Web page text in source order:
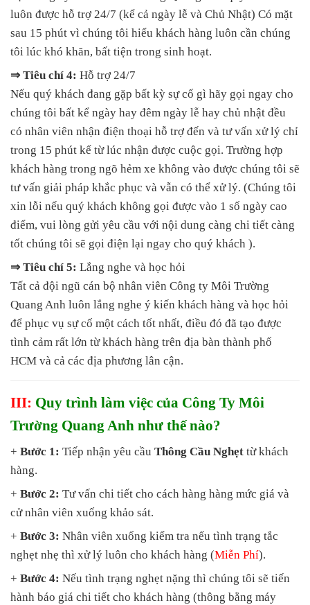
luôn được hỗ trợ 24/7 (kể cả ngày lễ và Chủ Nhật) Có mặt
sau 15 phút vì chúng tôi hiểu khách hàng luôn cần chúng
tôi lúc khó khăn, bất tiện trong sinh hoạt.
⇒ Tiêu chí 4: Hỗ trợ 24/7
Nếu quý khách đang gặp bất kỳ sự cố gì hãy gọi ngay cho
chúng tôi bất kể ngày hay đêm ngày lễ hay chủ nhật đều
có nhân viên nhận điện thoại hỗ trợ đến và tư vấn xử lý chỉ
trong 15 phút kể từ lúc nhận được cuộc gọi. Trường hợp
khách hàng trong ngõ hẻm xe không vào được chúng tôi sẽ
tư vấn giải pháp khắc phục và vẫn có thể xử lý. (Chúng tôi
xin lỗi nếu quý khách không gọi được vào 1 số ngày cao
điểm, vui lòng gửi yêu cầu với nội dung càng chi tiết càng
tốt chúng tôi sẽ gọi điện lại ngay cho quý khách ).
⇒ Tiêu chí 5: Lắng nghe và học hỏi
Tất cả đội ngũ cán bộ nhân viên Công ty Môi Trường
Quang Anh luôn lắng nghe ý kiến khách hàng và học hỏi
để phục vụ sự cố một cách tốt nhất, điều đó đã tạo được
tình cảm rất lớn từ khách hàng trên địa bàn thành phố
HCM và cả các địa phương lân cận.
III: Quy trình làm việc của Công Ty Môi
Trường Quang Anh như thế nào?
+ Bước 1: Tiếp nhận yêu cầu Thông Cầu Nghẹt từ khách
hàng.
+ Bước 2: Tư vấn chi tiết cho cách hàng hàng mức giá và
cử nhân viên xuống khảo sát.
+ Bước 3: Nhân viên xuống kiểm tra nếu tình trạng tắc
nghẹt nhẹ thì xử lý luôn cho khách hàng (Miễn Phí).
+ Bước 4: Nếu tình trạng nghẹt nặng thì chúng tôi sẽ tiến
hành báo giá chi tiết cho khách hàng (thông bằng máy